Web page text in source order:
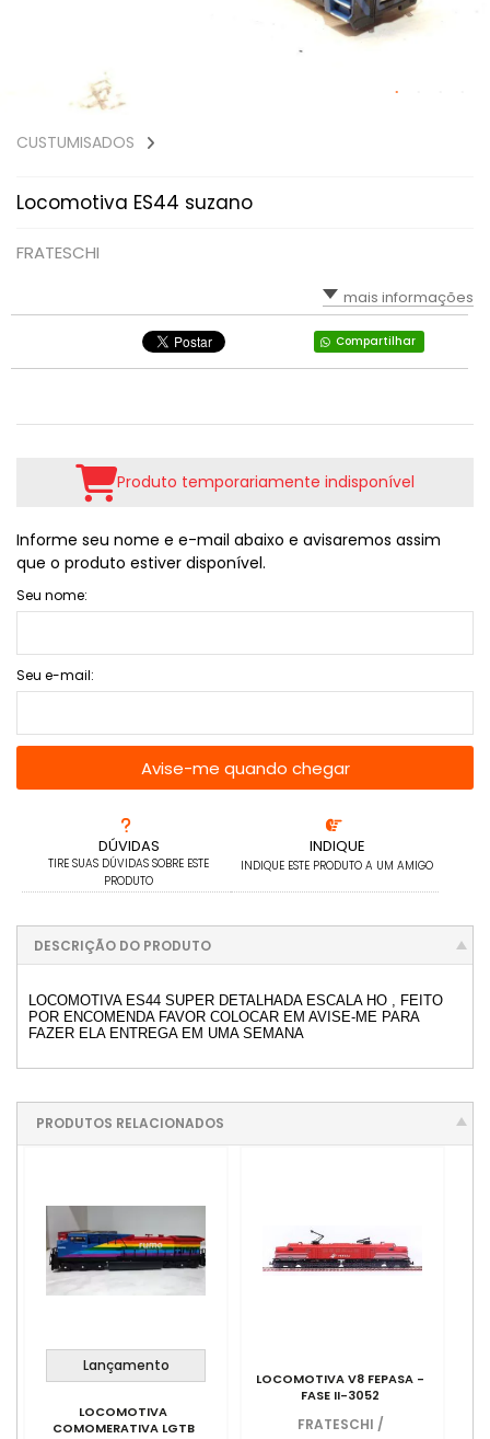
CUSTUMISADOS
Locomotiva ES44 suzano
FRATESCHI
mais informações
Compartilhar
DÚVIDAS
TIRE SUAS DÚVIDAS SOBRE ESTE
PRODUTO
INDIQUE
INDIQUE ESTE PRODUTO A UM AMIGO
Produto temporariamente indisponível
Informe seu nome e e-mail abaixo e avisaremos assim
que o produto estiver disponível.
Seu nome:
Seu e-mail:
Avise-me quando chegar
DESCRIÇÃO DO PRODUTO
LOCOMOTIVA ES44 SUPER DETALHADA ESCALA HO , FEITO
POR ENCOMENDA FAVOR COLOCAR EM AVISE-ME PARA
FAZER ELA ENTREGA EM UMA SEMANA
PRODUTOS RELACIONADOS
Lançamento
LOCOMOTIVA
COMOMERATIVA LGTB
LOCOMOTIVA V8 FEPASA -
FASE II-3052
FRATESCHI /